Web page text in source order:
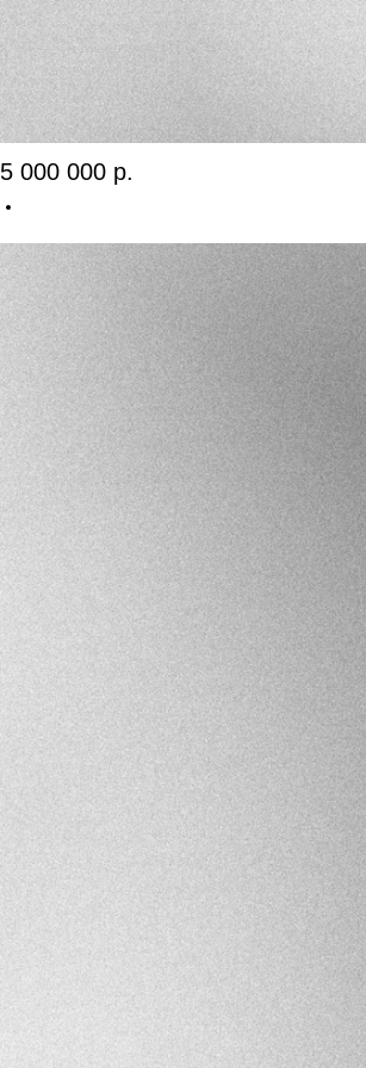
5 000 000 р.